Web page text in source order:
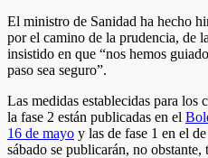
El ministro de Sanidad ha hecho
por el camino de la prudencia, de
insistido en que “nos hemos
paso sea seguro”.
Las medidas establecidas para los
la fase 2 están publicadas en el
16 de mayo y las de fase 1 en el
sábado se publicarán, no obstante,